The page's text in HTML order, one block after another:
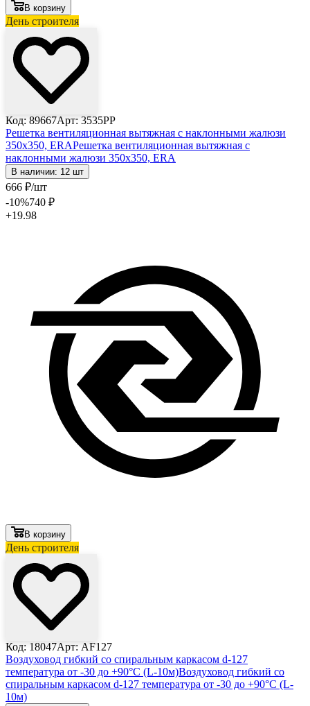
В корзину
День строителя
Код: 89667Арт: 3535РР
Решетка вентиляционная вытяжная с наклонными жалюзи
350х350, ERAРешетка вентиляционная вытяжная с
наклонными жалюзи 350х350, ERA
В наличии: 12 шт
666 ₽/шт
-10%740 ₽
+19.98
В корзину
День строителя
Код: 18047Арт: AF127
Воздуховод гибкий со спиральным каркасом d-127
температура от -30 до +90°С (L-10м)Воздуховод гибкий со
спиральным каркасом d-127 температура от -30 до +90°С (L-
10м)